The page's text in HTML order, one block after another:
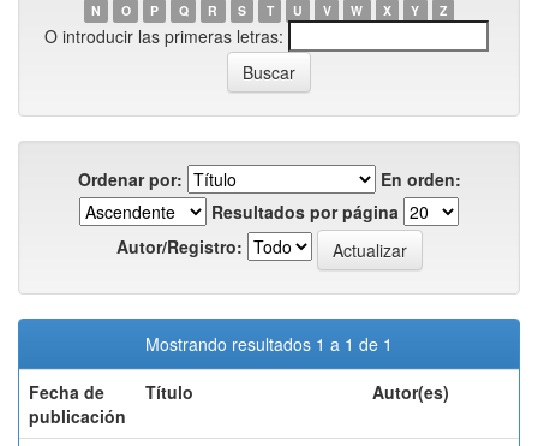
N
O P Q R S T U V W X Y Z
O introducir las primeras letras:
Ordenar por:
En orden:
Resultados por página
Autor/Registro:
Mostrando resultados 1 a 1 de 1
Fecha de
publicación
Título Autor(es)